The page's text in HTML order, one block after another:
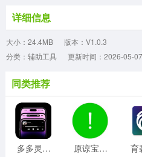
详细信息
大小：24.4MB
版本：V1.0.3
分类：辅助工具
更新时间：2026-05-
同类推荐
多多灵动岛手机最新版 原谅宝手机版